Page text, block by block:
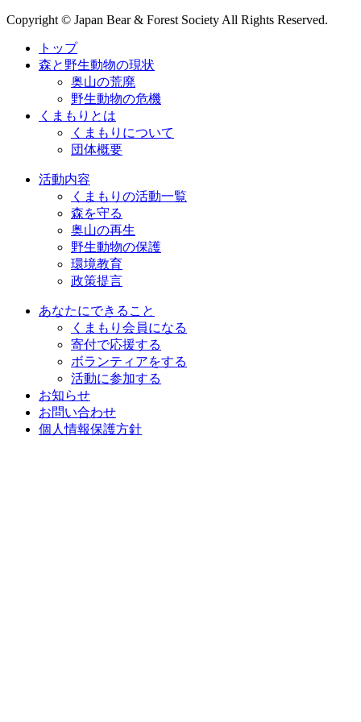
Copyright © Japan Bear & Forest Society All Rights Reserved.
トップ
森と野生動物の現状
奥山の荒廃
野生動物の危機
くまもりとは
くまもりについて
団体概要
活動内容
くまもりの活動一覧
森を守る
奥山の再生
野生動物の保護
環境教育
政策提言
あなたにできること
くまもり会員になる
寄付で応援する
ボランティアをする
活動に参加する
お知らせ
お問い合わせ
個人情報保護方針